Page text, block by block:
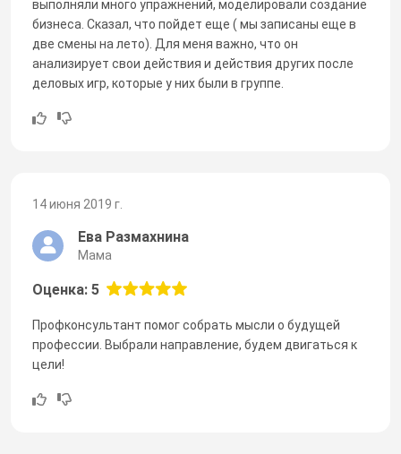
выполняли много упражнений, моделировали создание
бизнеса. Сказал, что пойдет еще ( мы записаны еще в
две смены на лето). Для меня важно, что он
анализирует свои действия и действия других после
деловых игр, которые у них были в группе.
14 июня 2019 г.
Ева Размахнина
Мама
Оценка: 5
Профконсультант помог собрать мысли о будущей
профессии. Выбрали направление, будем двигаться к
цели!